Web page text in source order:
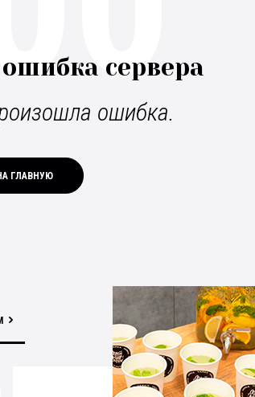
сервера
ошибка.
ГЛАВНУЮ